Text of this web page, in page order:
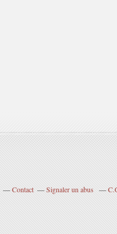
Contact Signaler un abus